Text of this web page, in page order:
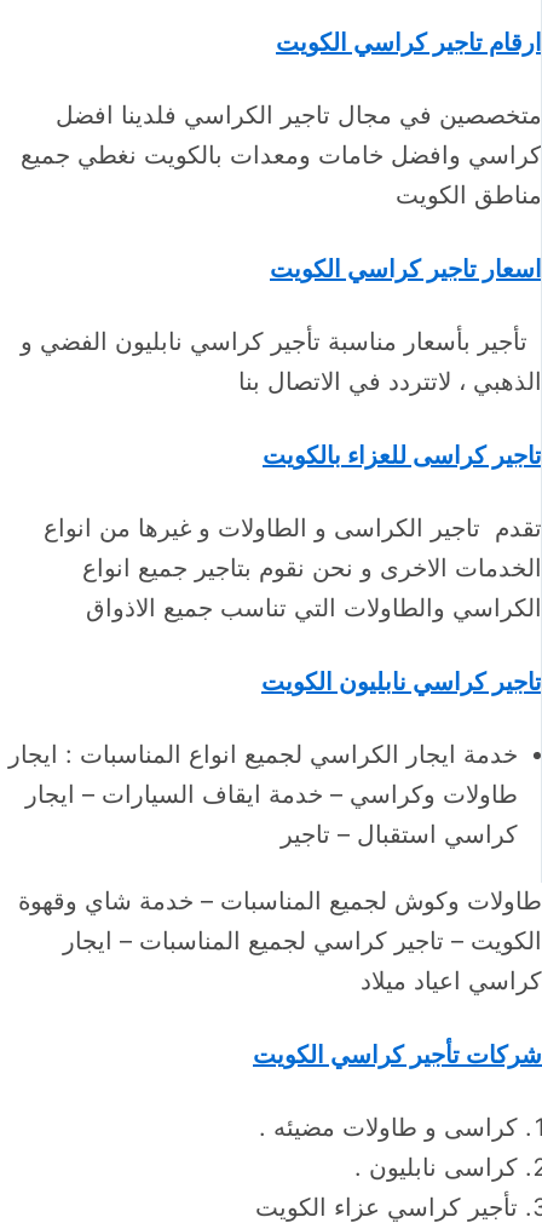
ارقام تاجير كراسي الكويت
متخصصين في مجال تاجير الكراسي فلدينا افضل
كراسي وافضل خامات ومعدات بالكويت نغطي جميع
مناطق الكويت
اسعار تاجير كراسي الكويت
تأجير بأسعار مناسبة تأجير كراسي نابليون الفضي و
الذهبي ، لاتتردد في الاتصال بنا
تاجير كراسى للعزاء بالكويت
تقدم تاجير الكراسى و الطاولات و غيرها من انواع
الخدمات الاخرى و نحن نقوم بتاجير جميع انواع
الكراسي والطاولات التي تناسب جميع الاذواق
تاجير كراسي نابليون الكويت
خدمة ايجار الكراسي لجميع انواع المناسبات : ايجار
طاولات وكراسي – خدمة ايقاف السيارات – ايجار
كراسي استقبال – تاجير
طاولات وكوش لجميع المناسبات – خدمة شاي وقهوة
الكويت – تاجير كراسي لجميع المناسبات – ايجار
كراسي اعياد ميلاد
شركات تأجير كراسي الكويت
كراسى و طاولات مضيئه .
كراسى نابليون .
تأجير كراسي عزاء الكويت